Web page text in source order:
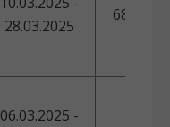
28.03.2025
6800,00
06.03.2025 -